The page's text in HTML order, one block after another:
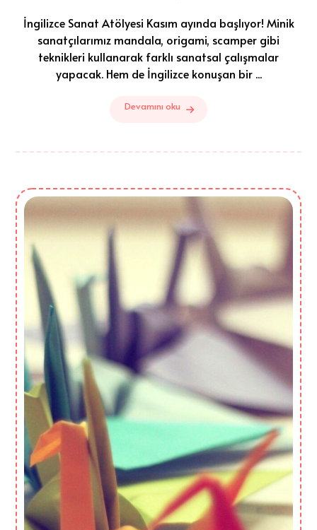
İngilizce Sanat Atölyesi Kasım ayında başlıyor! Minik
sanatçılarımız mandala, origami, scamper gibi
teknikleri kullanarak farklı sanatsal çalışmalar
yapacak. Hem de İngilizce konuşan bir ...
Devamını oku